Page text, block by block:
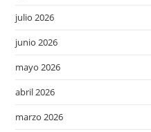
julio 2026
junio 2026
mayo 2026
abril 2026
marzo 2026